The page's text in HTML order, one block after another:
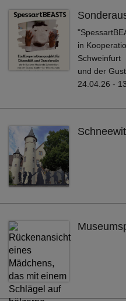
in
Schweinfurt
und der
24.04.26 -